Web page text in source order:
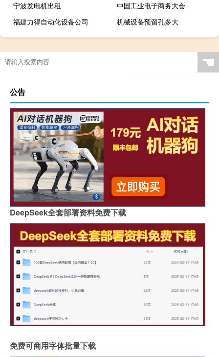
宁波发电机出租
中国工业电子商务大会
福建力得自动化设备公司
机械设备预留孔多大
☚
公告
DeepSeek全套部署资料免费下载
免费可商用字体批量下载